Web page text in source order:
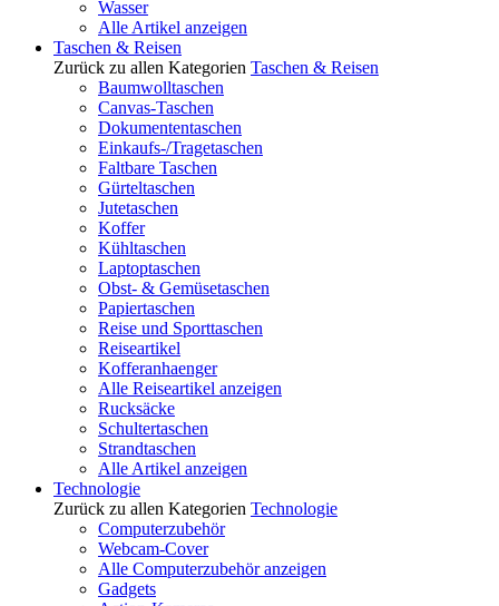
Wasser
Alle Artikel anzeigen
Taschen & Reisen
Zurück zu allen Kategorien Taschen & Reisen
Baumwolltaschen
Canvas-Taschen
Dokumententaschen
Einkaufs-/Tragetaschen
Faltbare Taschen
Gürteltaschen
Jutetaschen
Koffer
Kühltaschen
Laptoptaschen
Obst- & Gemüsetaschen
Papiertaschen
Reise und Sporttaschen
Reiseartikel
Kofferanhaenger
Alle Reiseartikel anzeigen
Rucksäcke
Schultertaschen
Strandtaschen
Alle Artikel anzeigen
Technologie
Zurück zu allen Kategorien Technologie
Computerzubehör
Webcam-Cover
Alle Computerzubehör anzeigen
Gadgets